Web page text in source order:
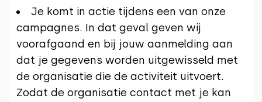
Je komt in actie tijdens een van onze
campagnes. In dat geval geven wij
voorafgaand en bij jouw aanmelding aan
dat je gegevens worden uitgewisseld met
de organisatie die de activiteit uitvoert.
Zodat de organisatie contact met je kan